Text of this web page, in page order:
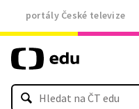
portály České televize